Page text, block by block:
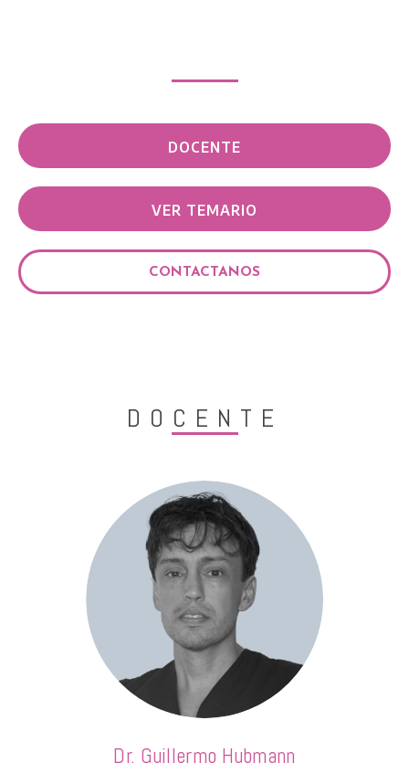
DOCENTE
VER TEMARIO
CONTACTANOS
DOCENTE
Dr. Guillermo Hubmann